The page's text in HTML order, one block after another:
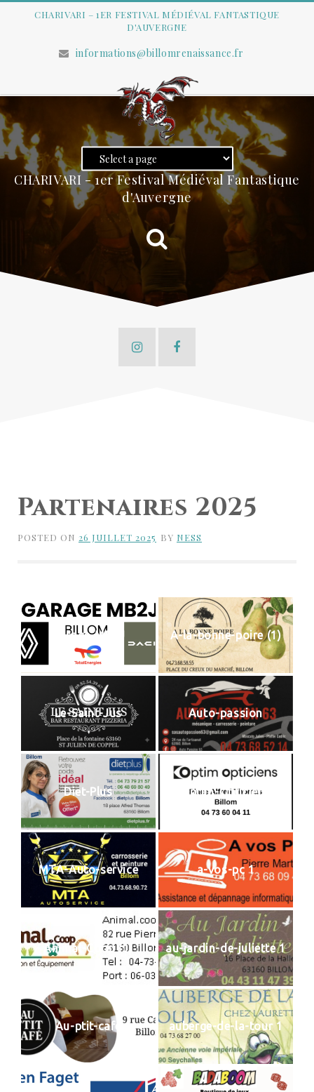
CHARIVARI – 1ER FESTIVAL MÉDIÉVAL FANTASTIQUE
D'AUVERGNE
informations@billomrenaissance.fr
CHARIVARI - 1er Festival Médiéval Fantastique
d'Auvergne
Partenaires 2025
POSTED ON 26 JUILLET 2025 BY NESS
Garage-MB2J A-la-bonne-poire (1)
Le-Saint-Jus Auto-passion
Diet-Plus Optim-Opticiens
MTA-Auto-service a-vos-pc 1
Animal-Coop (1) au-jardin-de-juliette 1
Au-ptit-cafe auberge-de-la-tour 1